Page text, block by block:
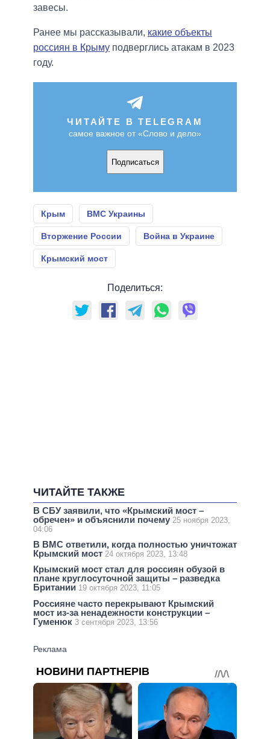
завесы.
Ранее мы рассказывали, какие объекты
россиян в Крыму подверглись атакам в 2023
году.
ЧИТАЙТЕ В TELEGRAM
самое важное от «Слово и дело»
Подписаться
Крым ВМС Украины
Вторжение России Война в Украине
Крымский мост
Поделиться:
ЧИТАЙТЕ ТАКЖЕ
В СБУ заявили, что «Крымский мост –
обречен» и объяснили почему 25 ноября 2023,
04:06
В ВМС ответили, когда полностью уничтожат
Крымский мост 24 октября 2023, 13:48
Крымский мост стал для россиян обузой в
плане круглосуточной защиты – разведка
Британии 19 октября 2023, 11:05
Россияне часто перекрывают Крымский
мост из-за ненадежности конструкции –
Гуменюк 3 сентября 2023, 13:56